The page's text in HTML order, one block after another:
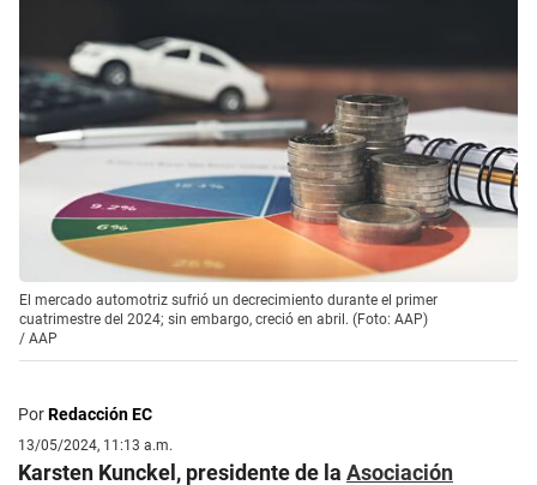
El mercado automotriz sufrió un decrecimiento durante el primer
cuatrimestre del 2024; sin embargo, creció en abril. (Foto: AAP)
/ AAP
PorRedacción EC
13/05/2024, 11:13 a.m.
Karsten Kunckel, presidente de la Asociación